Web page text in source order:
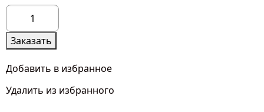
Количество
товара
Хочу
поздравить
Заказать
Добавить в избранное
Удалить из избранного